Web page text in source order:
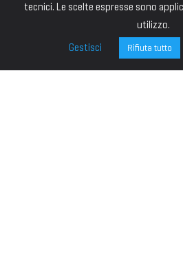
tecnici. Le scelte espresse sono
utilizzo.
Gestisci
Rifiuta tutto